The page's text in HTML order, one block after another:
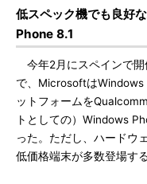
低スペック機でも良好
Phone 8.1
今年2月にスペインで開
で、MicrosoftはWindows
ットフォームを
トとしての）Windows
った。ただし、ハードウ
低価格端末が多数登場す